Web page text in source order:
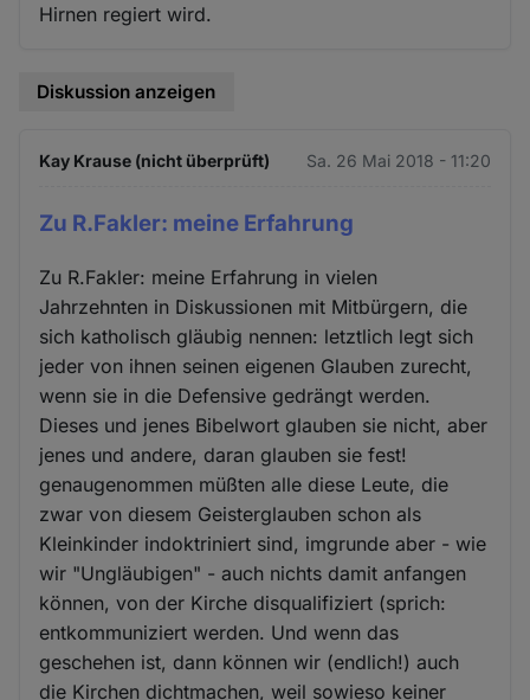
Hirnen regiert wird.
Diskussion anzeigen
Kay Krause (nicht überprüft) Sa. 26 Mai 2018 - 11:20
Zu R.Fakler: meine Erfahrung
Zu R.Fakler: meine Erfahrung in vielen
Jahrzehnten in Diskussionen mit Mitbürgern, die
sich katholisch gläubig nennen: letztlich legt sich
jeder von ihnen seinen eigenen Glauben zurecht,
wenn sie in die Defensive gedrängt werden.
Dieses und jenes Bibelwort glauben sie nicht, aber
jenes und andere, daran glauben sie fest!
genaugenommen müßten alle diese Leute, die
zwar von diesem Geisterglauben schon als
Kleinkinder indoktriniert sind, imgrunde aber - wie
wir "Ungläubigen" - auch nichts damit anfangen
können, von der Kirche disqualifiziert (sprich:
entkommuniziert werden. Und wenn das
geschehen ist, dann können wir (endlich!) auch
die Kirchen dichtmachen, weil sowieso keiner